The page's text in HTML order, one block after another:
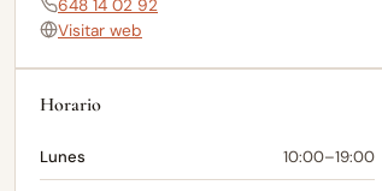
648 14 02 92
Visitar web
Horario
Lunes 10:00–19:00